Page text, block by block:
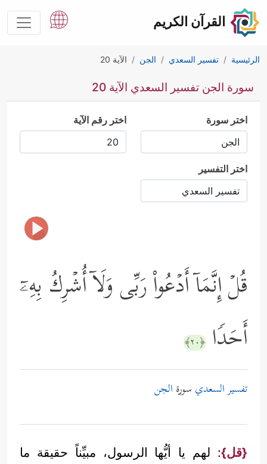
القرآن الكريم
الرئيسية تفسير السعدي الجن الآية 20
سورة الجن تفسير السعدي الآية 20
اختر سورة اختر رقم الآية
اختر التفسير
قُلۡ إِنَّمَاۤ أَدۡعُواْ رَبِّی وَلَاۤ أُشۡرِكُ بِهِۦۤ
أَحَدࣰا ﴿٢٠﴾
تفسير السعدي سورة الجن
{قل}: لهم يا أيُّها الرسول، مبيِّناً حقيقة ما